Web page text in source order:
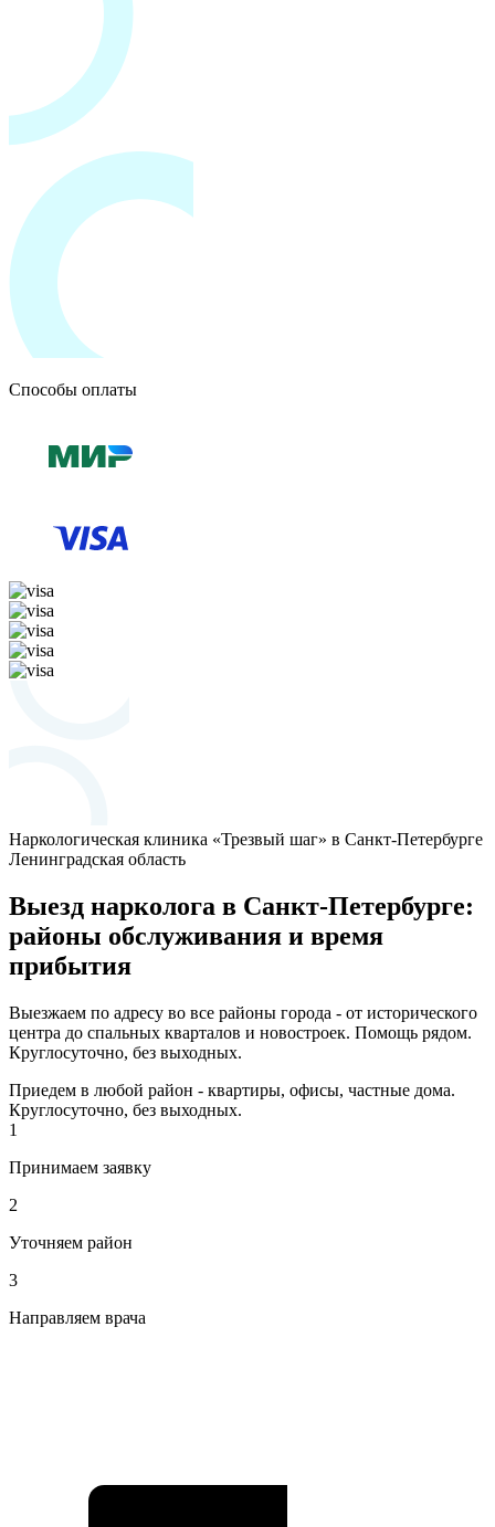
Способы оплаты
Наркологическая клиника «Трезвый шаг» в Санкт-Петербурге
Ленинградская область
Выезд нарколога в Санкт-Петербурге:
районы обслуживания и время
прибытия
Выезжаем по адресу во все районы города - от исторического
центра до спальных кварталов и новостроек. Помощь рядом.
Круглосуточно, без выходных.
Приедем в любой район - квартиры, офисы, частные дома.
Круглосуточно, без выходных.
1
Принимаем заявку
2
Уточняем район
3
Направляем врача